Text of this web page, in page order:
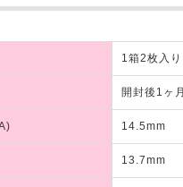
1箱2枚入り
開封後1ヶ月
14.5mm
13.7mm